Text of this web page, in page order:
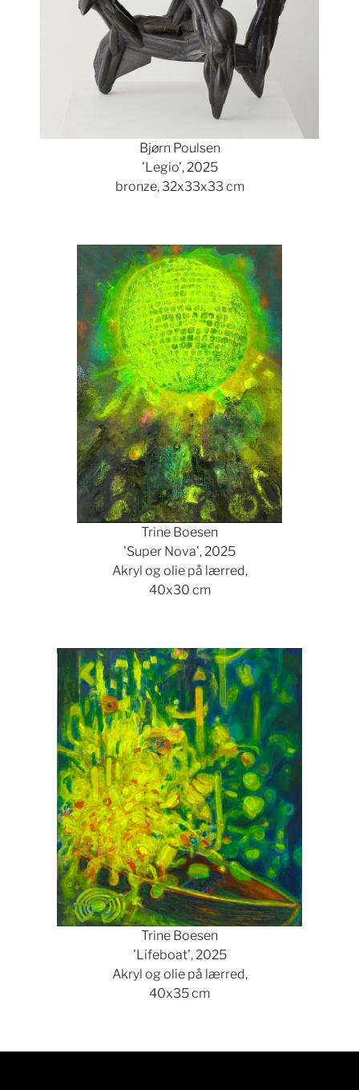
Bjørn Poulsen
'Legio', 2025
bronze, 32x33x33 cm
Show larger version
Trine Boesen
'Super Nova', 2025
Akryl og olie på lærred,
40x30 cm
Show larger version
Trine Boesen
'Lifeboat', 2025
Akryl og olie på lærred,
40x35 cm